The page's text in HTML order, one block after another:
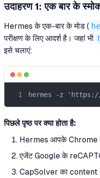
उदाहरण 1: एक बार के
Hermes के एक-बार के मोड (
परीक्षण के लिए आदर्श है। जहां भी
इसे चलाएं:
hermes -z 'https://
पिछले पृष्ठ पर क्या होता है:
Hermes आपके Chrome
एजेंट Google के
CapSolver का content